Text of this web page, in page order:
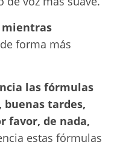
mientras
forma más
las fórmulas
buenas tardes,
favor, de nada,
estas fórmulas